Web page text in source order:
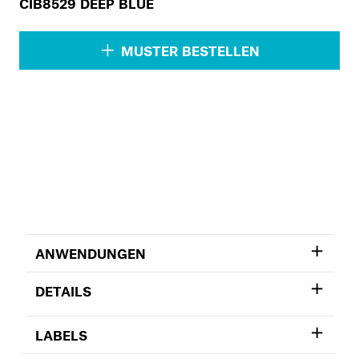
MUSTER BESTELLEN
ANWENDUNGEN
DETAILS
LABELS